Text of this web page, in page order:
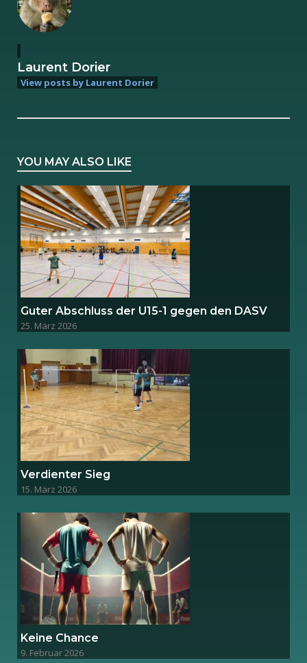
Laurent Dorier
View posts by Laurent Dorier
YOU MAY ALSO LIKE
Guter Abschluss der U15-1 gegen den DASV
25. März 2026
Verdienter Sieg
15. März 2026
Keine Chance
9. Februar 2026